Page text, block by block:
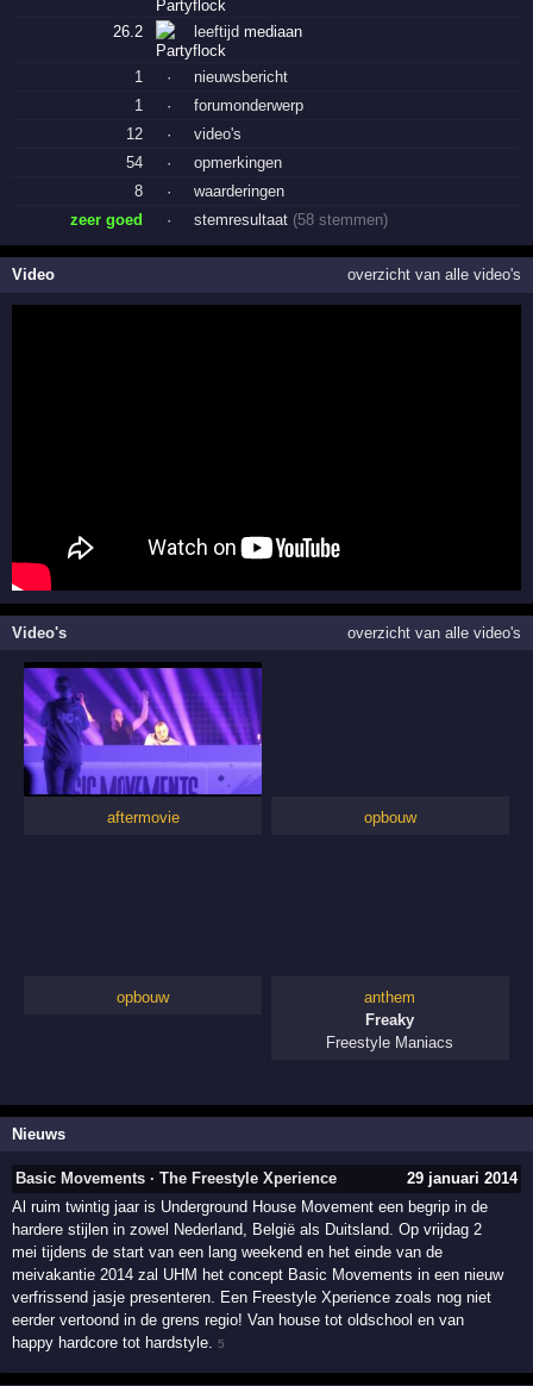
26.2 leeftijd mediaan
1 ·
nieuwsbericht
1
·
forumonderwerp
12
·
video's
54
·
opmerkingen
8
·
waarderingen
zeer goed
· stemresultaat (58 stemmen)
Video overzicht van alle video's
Video's overzicht van alle video's
aftermovie opbouw
opbouw
anthem
Freaky
Freestyle Maniacs
Nieuws
Basic Movements · The Freestyle Xperience
29 januari 2014
Al ruim twintig jaar is Underground House Movement een begrip in de
hardere stijlen in zowel Nederland, België als Duitsland. Op vrijdag 2
mei tijdens de start van een lang weekend en het einde van de
meivakantie 2014 zal UHM het concept Basic Movements in een nieuw
verfrissend jasje presenteren. Een Freestyle Xperience zoals nog niet
eerder vertoond in de grens regio! Van house tot oldschool en van
happy hardcore tot hardstyle.5